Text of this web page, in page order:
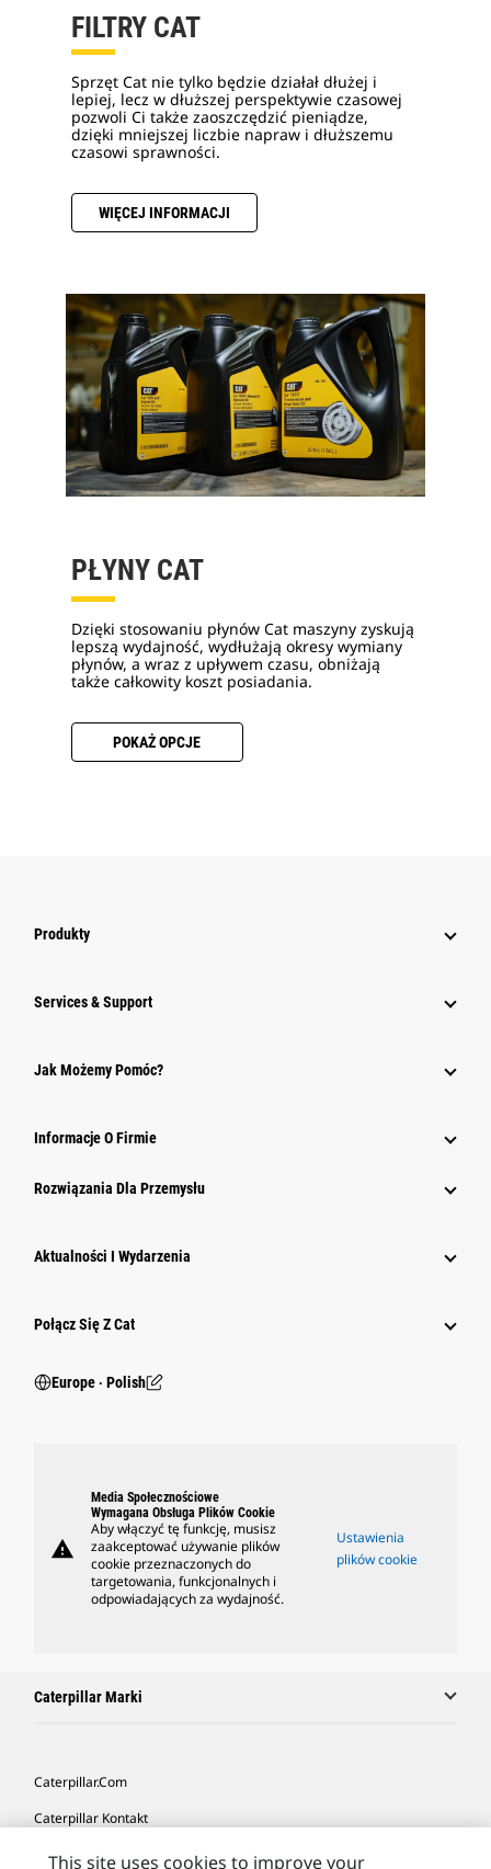
FILTRY CAT
Sprzęt Cat nie tylko będzie działał dłużej i
lepiej, lecz w dłuższej perspektywie czasowej
pozwoli Ci także zaoszczędzić pieniądze,
dzięki mniejszej liczbie napraw i dłuższemu
czasowi sprawności.
WIĘCEJ INFORMACJI
PŁYNY CAT
Dzięki stosowaniu płynów Cat maszyny zyskują
lepszą wydajność, wydłużają okresy wymiany
płynów, a wraz z upływem czasu, obniżają
także całkowity koszt posiadania.
POKAŻ OPCJE
Produkty
Services & Support
Jak Możemy Pomóc?
Informacje O Firmie
Rozwiązania Dla Przemysłu
Aktualności I Wydarzenia
Połącz Się Z Cat
Europe ‧ Polish
warning
Media Społecznościowe
Wymagana Obsługa Plików Cookie
Aby włączyć tę funkcję, musisz
zaakceptować używanie plików
cookie przeznaczonych do
targetowania, funkcjonalnych i
odpowiadających za wydajność.
Ustawienia
plików cookie
Caterpillar Marki
Caterpillar.com
Caterpillar Kontakt
Caterpillar Kontakt
This site uses cookies to improve your